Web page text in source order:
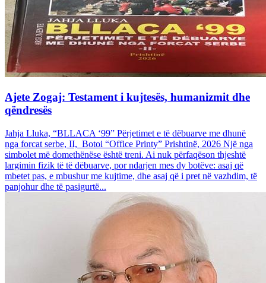
Ajete Zogaj: Testament i kujtesës, humanizmit dhe
qëndresës
Jahja Lluka, “BLLACA ‘99” Përjetimet e të dëbuarve me dhunë
nga forcat serbe, II, Botoi “Office Printy” Prishtinë, 2026 Një nga
simbolet më domethënëse është treni. Ai nuk përfaqëson thjeshtë
largimin fizik të të dëbuarve, por ndarjen mes dy botëve: asaj që
mbetet pas, e mbushur me kujtime, dhe asaj që i pret në vazhdim, të
panjohur dhe të pasigurtë...